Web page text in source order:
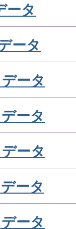
ータ
ータ
ータ
ータ
ータ
ータ
ータ